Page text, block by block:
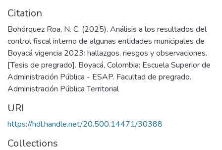
Citation
Bohórquez Roa, N. C. (2025). Análisis a los resultados del
control fiscal interno de algunas entidades municipales de
Boyacá vigencia 2023: hallazgos, riesgos y observaciones.
[Tesis de pregrado]. Boyacá, Colombia: Escuela Superior de
Administración Pública - ESAP. Facultad de pregrado.
Administración Pública Territorial
URI
https://hdl.handle.net/20.500.14471/30388
Collections